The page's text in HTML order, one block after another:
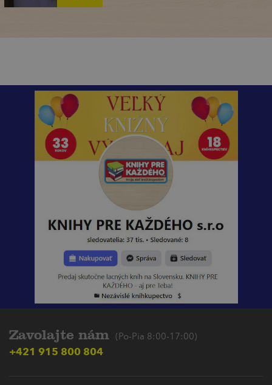
Zavolajte nám (Po-Pia 8:00-17:00)
+421 915 800 804